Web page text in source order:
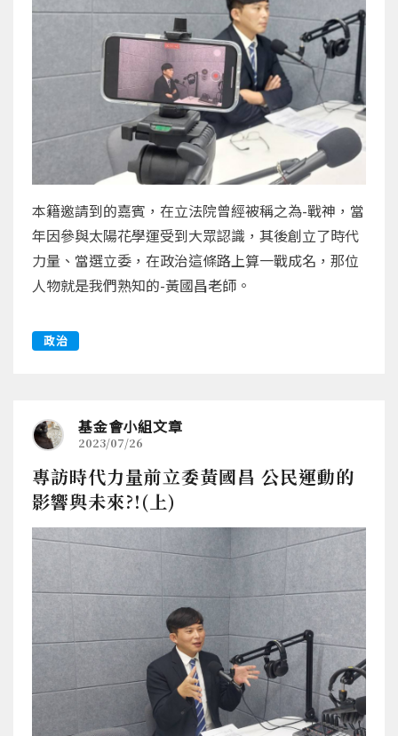
本籍邀請到的嘉賓，在立法院曾經被稱之為-戰神，當
年因參與太陽花學運受到大眾認識，其後創立了時代
力量、當選立委，在政治這條路上算一戰成名，那位
人物就是我們熟知的-黃國昌老師。
政治
基金會小組文章
2023/07/26
專訪時代力量前立委黃國昌 公民運動的
影響與未來?!(上)